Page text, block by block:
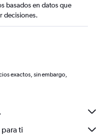
basados en datos que
decisiones.
exactos, sin embargo,
ti